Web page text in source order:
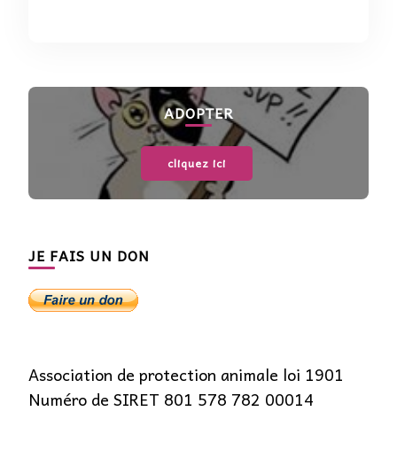
ADOPTER
cliquez ici
JE FAIS UN DON
Association de protection animale loi 1901
Numéro de SIRET 801 578 782 00014